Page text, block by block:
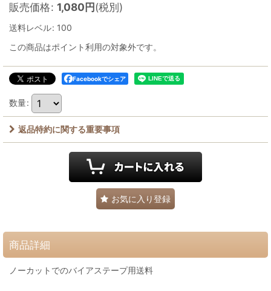
販売価格: 1,080円(税別)
送料レベル: 100
この商品はポイント利用の対象外です。
Facebookでシェア
数量:
返品特約に関する重要事項
お気に入り登録
商品詳細
ノーカットでのバイアステープ用送料